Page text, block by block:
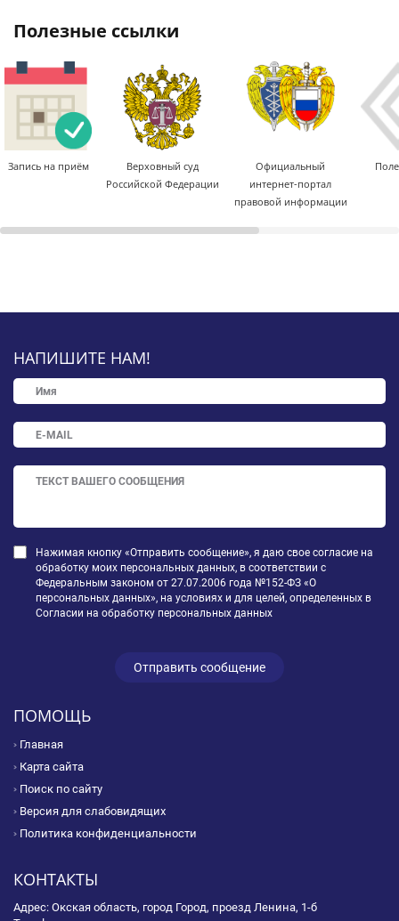
полезные ссылки
Запись на приём
Верховный суд
Российской Федерации
Официальный
интернет-портал
правовой информации
НАПИШИТЕ НАМ!
Нажимая кнопку «Отправить сообщение», я даю свое согласие на
обработку моих персональных данных, в соответствии с
Федеральным законом от 27.07.2006 года №152-ФЗ «О
персональных данных», на условиях и для целей, определенных в
Согласии на обработку персональных данных
ПОМОЩЬ
Главная
Карта сайта
Поиск по сайту
Версия для слабовидящих
Политика конфиденциальности
КОНТАКТЫ
Адрес: Окская область, город Город, проезд Ленина, 1-б